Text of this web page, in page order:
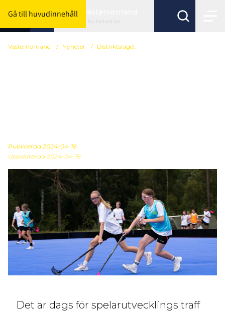
Gå till huvudinnehåll
Byt förbund här
Västernorrland / Nyheter / Distriktslaget
Publicerad 2024-04-18
Uppdaterad 2024-04-18
Det är dags för spelarutvecklings träff